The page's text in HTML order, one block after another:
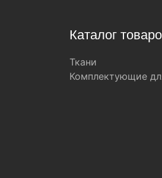
Каталог
Ткани
Комплектующие